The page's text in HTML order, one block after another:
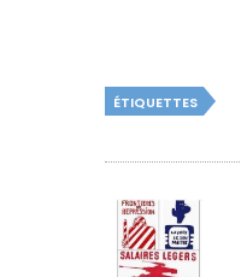
ÉTIQUETTES